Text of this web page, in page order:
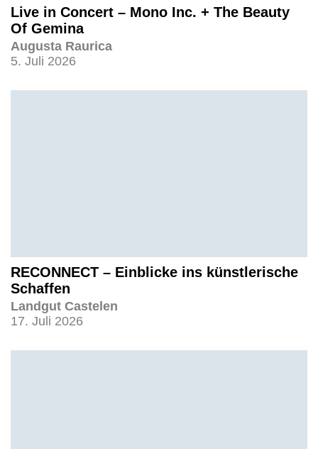
Live in Concert – Mono Inc. + The Beauty
Of Gemina
Augusta Raurica
5. Juli 2026
RECONNECT – Einblicke ins künstlerische
Schaffen
Landgut Castelen
17. Juli 2026